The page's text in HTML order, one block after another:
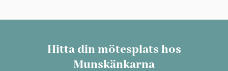
Hitta din mötesplats hos
Munskänkarna